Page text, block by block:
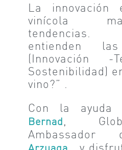
La
vinícola
tendencias.
entienden
(Innovación -
Sostenibilidad)
vino?” .
Con la
Bernad ,
Arzuaga , y